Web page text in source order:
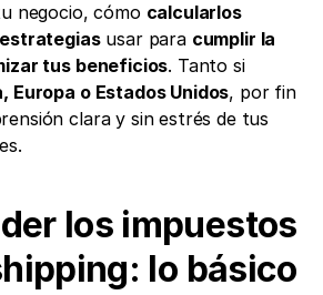
negocio, cómo calcularlos
estrategias usar para cumplir la
tus beneficios. Tanto si
Europa o Estados Unidos, por fin
clara y sin estrés de tus
los impuestos
lo básico